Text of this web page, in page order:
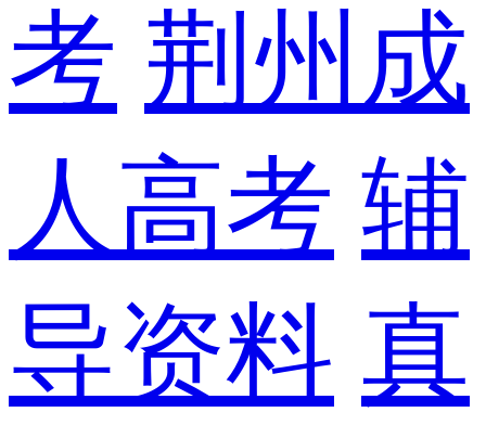
考 荆州成
人高考 辅
导资料 真